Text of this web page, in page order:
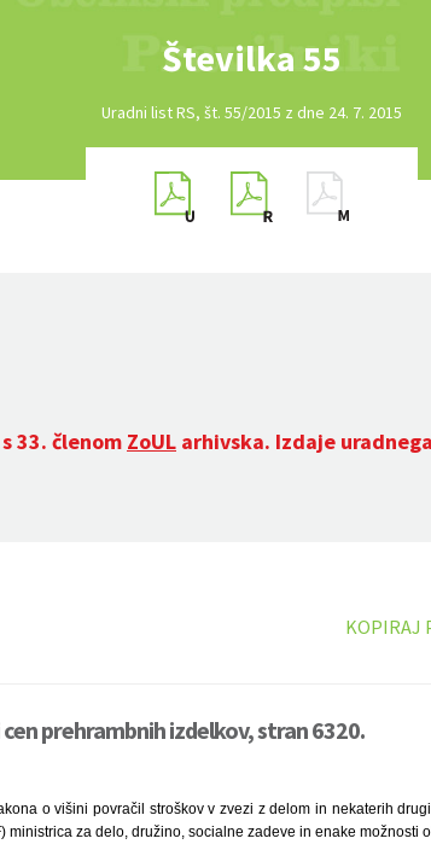
Številka 55
Uradni list RS, št. 55/2015 z dne 24. 7. 2015
33. členom ZoUL arhivska. Izdaje
KOPIRAJ
prehrambnih izdelkov, stran 6320.
o višini povračil stroškov v zvezi z delom in nekaterih
ministrica za delo, družino, socialne zadeve in enake možnosti